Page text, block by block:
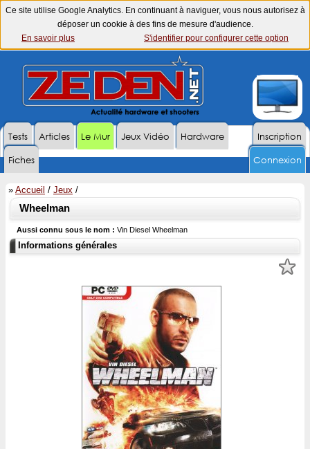
Ce site utilise Google Analytics. En continuant à naviguer, vous nous autorisez à
déposer un cookie à des fins de mesure d'audience.
En savoir plus
S'identifier pour configurer cette option
Inscription
Tests Articles Le Mur Jeux Vidéo
Hardware
Fiches
Connexion
» Accueil / Jeux /
Wheelman
Aussi connu sous le nom : Vin Diesel Wheelman
Informations générales